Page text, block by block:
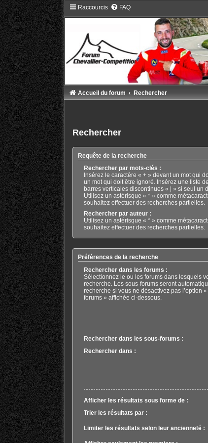
Raccourcis FAQ
Accueil du forum Rechercher
Rechercher
Requête de la recherche
Rechercher par mots-clés :
Insérez le caractère « + » devant un mot qui
un mot qui doit être ignoré. Insérez une liste
barres verticales discontinues « | » si seul un
Utilisez un astérisque « * » comme
souhaitez effectuer des recherches partielles.
Rechercher par auteur :
Utilisez un astérisque « * » comme
souhaitez effectuer des recherches partielles.
Préférences de la recherche
Rechercher dans les forums :
Sélectionnez le ou les forums dans lesquels
recherche. Les sous-forums seront
recherche si vous ne désactivez pas l’option
forums » affichée ci-dessous.
Rechercher dans les sous-forums :
Rechercher dans :
Afficher les résultats sous forme de :
Trier les résultats par :
Limiter les résultats selon leur ancienneté :